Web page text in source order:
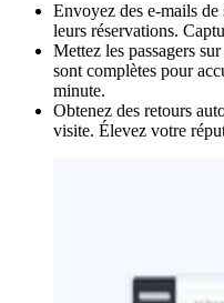
Envoyez des e-mails
leurs réservations.
Mettez les passagers
sont complètes pour
minute.
Obtenez des retours
visite. Élevez votre